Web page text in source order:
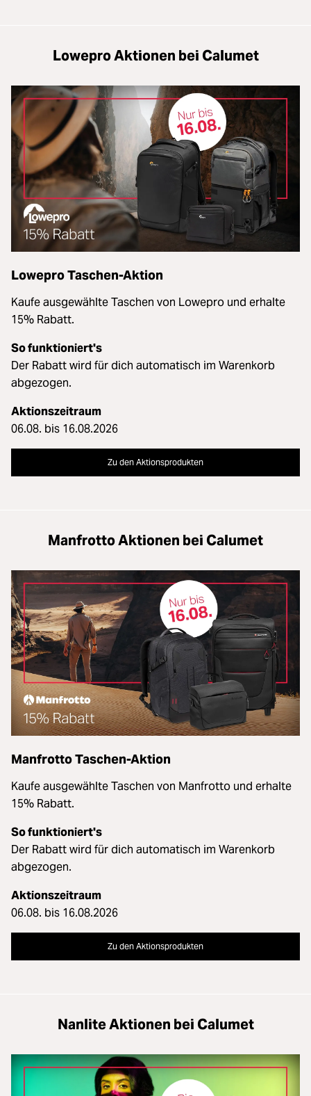
Lowepro Aktionen bei Calumet
Lowepro Taschen-Aktion
Kaufe ausgewählte Taschen von Lowepro und erhalte
15% Rabatt.
So funktioniert's
Der Rabatt wird für dich automatisch im Warenkorb
abgezogen.
Aktionszeitraum
06.08. bis 16.08.2026
Zu den Aktionsprodukten
Manfrotto Aktionen bei Calumet
Manfrotto Taschen-Aktion
Kaufe ausgewählte Taschen von Manfrotto und erhalte
15% Rabatt.
So funktioniert's
Der Rabatt wird für dich automatisch im Warenkorb
abgezogen.
Aktionszeitraum
06.08. bis 16.08.2026
Zu den Aktionsprodukten
Nanlite Aktionen bei Calumet